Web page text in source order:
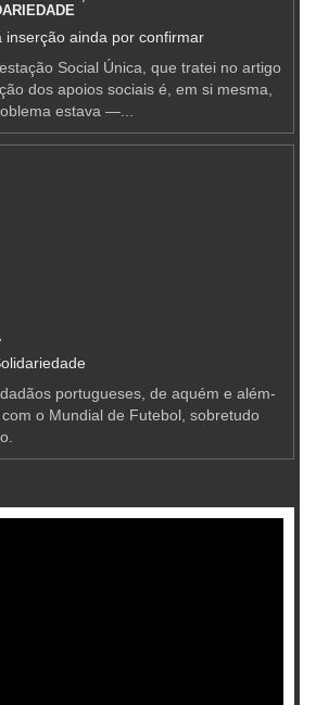
inserção ainda por confirmar
Social Única, que tratei no artigo
dos apoios sociais é, em si mesma,
estava —...
portugueses, de aquém e além-
o Mundial de Futebol, sobretudo